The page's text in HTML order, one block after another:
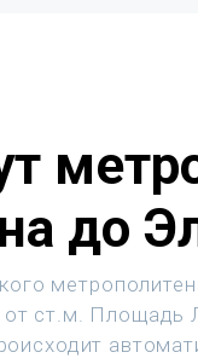
до
от ст.м. Площадь